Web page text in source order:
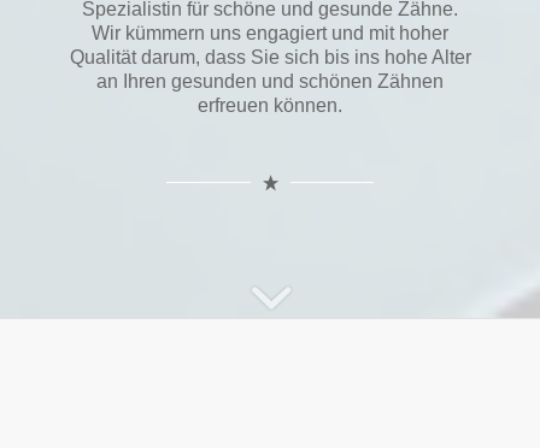
Spezialistin für schöne und gesunde Zähne.
Wir kümmern uns engagiert und mit hoher
Qualität darum, dass Sie sich bis ins hohe Alter
an Ihren gesunden und schönen Zähnen
erfreuen können.